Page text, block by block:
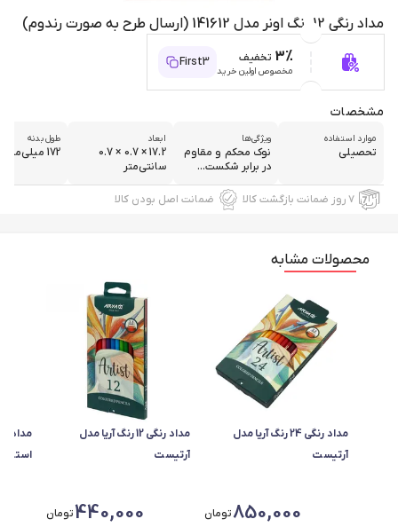
مداد رنگی 12 رنگ اونر مدل 141612 (ارسال طرح به صورت رندوم)
3% تخفیف
مخصوص اولین خرید
First3
مشخصات
موارد استفاده
تحصیلی
ویژگی‌ها
نوک محکم و مقاوم
در برابر شکست...
ابعاد
17.2 × 0.7 × 0.7
سانتی‌متر
طول بدنه
172 میلی‌متر
۷ روز ضمانت بازگشت کالا ضمانت اصل بودن کالا
محصولات مشابه
مداد رنگی 24 رنگ آریا مدل
آرتیست
850,000تومان
مداد رنگی 12 رنگ آریا مدل
آرتیست
440,000تومان
استوانه